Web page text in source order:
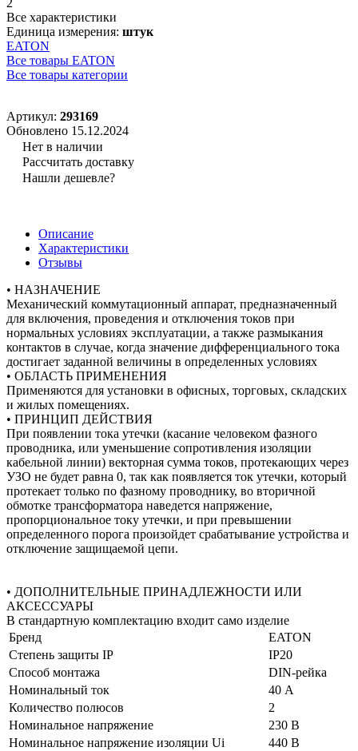
2
Все характеристики
Единица измерения: штук
EATON
Все товары EATON
Все товары категории
Артикул: 293169
Обновлено 15.12.2024
Нет в наличии
Рассчитать доставку
Нашли дешевле?
Описание
Характеристики
Отзывы
• НАЗНАЧЕНИЕ
Механический коммутационный аппарат, предназначенный
для включения, проведения и отключения токов при
нормальных условиях эксплуатации, а также размыкания
контактов в случае, когда значение дифференциального тока
достигает заданной величины в определенных условиях
• ОБЛАСТЬ ПРИМЕНЕНИЯ
Применяются для установки в офисных, торговых, складских
и жилых помещениях.
• ПРИНЦИП ДЕЙСТВИЯ
При появлении тока утечки (касание человеком фазного
проводника, или уменьшение сопротивления изоляции
кабельной линии) векторная сумма токов, протекающих через
УЗО не будет равна 0, так как появляется ток утечки, который
протекает только по фазному проводнику, во вторичной
обмотке трансформатора наведется напряжение,
пропорциональное току утечки, и при превышении
определенного порога произойдет срабатывание устройства и
отключение защищаемой цепи.
• ДОПОЛНИТЕЛЬНЫЕ ПРИНАДЛЕЖНОСТИ ИЛИ
АКСЕССУАРЫ
В стандартную комплектацию входит само изделие
Бренд
EATON
Степень защиты IP
IP20
Способ монтажа
DIN-рейка
Номинальный ток
40 А
Количество полюсов
2
Номинальное напряжение
230 В
Номинальное напряжение изоляции Ui
440 В